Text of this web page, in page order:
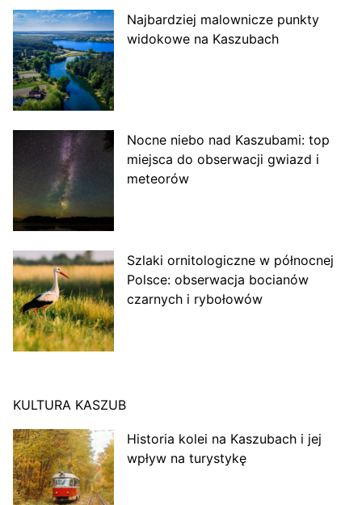
Najbardziej malownicze punkty
widokowe na Kaszubach
Nocne niebo nad Kaszubami: top
miejsca do obserwacji gwiazd i
meteorów
Szlaki ornitologiczne w północnej
Polsce: obserwacja bocianów
czarnych i rybołowów
KULTURA KASZUB
Historia kolei na Kaszubach i jej
wpływ na turystykę